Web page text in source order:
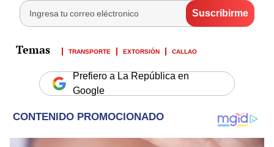
TRANSPORTE EXTORSIÓN CALLAO
Prefiero a La República en
Google